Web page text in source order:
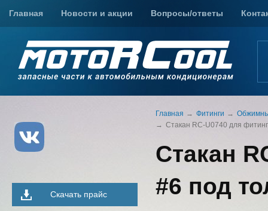
Главная Новости и акции Вопросы/ответы
Главная Фитинги
Стакан RC-U0740 для
Стакан
#6 под
Скачать прайс